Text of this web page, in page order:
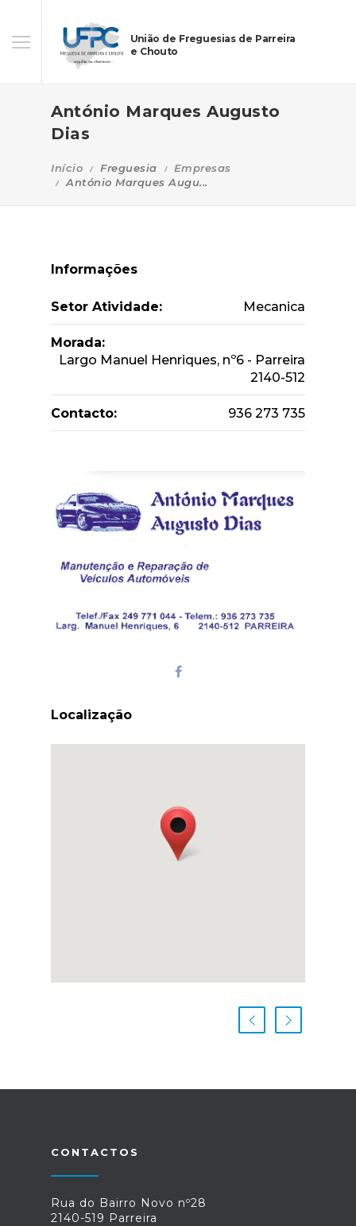
União de Freguesias de Parreira
e Chouto
António Marques Augusto
Dias
Início Freguesia
Empresas
António Marques Augu...
Informações
Setor Atividade: Mecanica
Morada:
Largo Manuel Henriques, nº6 - Parreira
2140-512
Contacto: 936 273 735
Localização
CONTACTOS
Rua do Bairro Novo nº28
2140-519 Parreira